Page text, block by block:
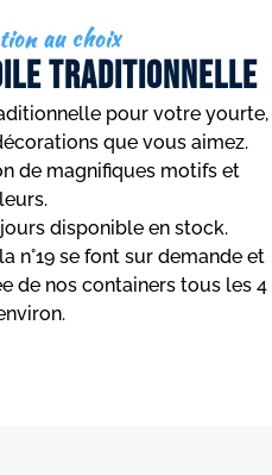
au choix
traditionnelle
pour votre yourte,
que vous aimez.
de magnifiques motifs et
disponible en stock.
n°19 se font sur demande et
de nos containers tous les 4